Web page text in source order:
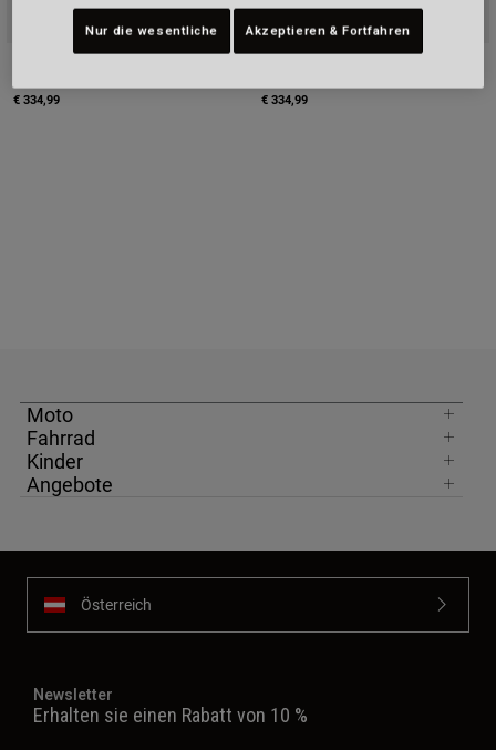
Ersatzteile
€ 334,99 € 334,99
Moto
Fahrrad
Kinder
Angebote
Österreich
Newsletter
Erhalten sie einen Rabatt von 10 %
Nur die wesentliche Akzeptieren & Fortfahren